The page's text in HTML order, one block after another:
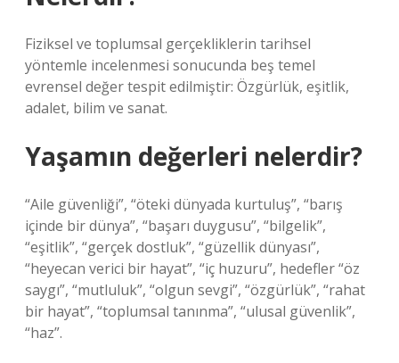
Fiziksel ve toplumsal gerçekliklerin tarihsel
yöntemle incelenmesi sonucunda beş temel
evrensel değer tespit edilmiştir: Özgürlük, eşitlik,
adalet, bilim ve sanat.
Yaşamın değerleri nelerdir?
“Aile güvenliği”, “öteki dünyada kurtuluş”, “barış
içinde bir dünya”, “başarı duygusu”, “bilgelik”,
“eşitlik”, “gerçek dostluk”, “güzellik dünyası”,
“heyecan verici bir hayat”, “iç huzuru”, hedefler “öz
saygı”, “mutluluk”, “olgun sevgi”, “özgürlük”, “rahat
bir hayat”, “toplumsal tanınma”, “ulusal güvenlik”,
“haz”.